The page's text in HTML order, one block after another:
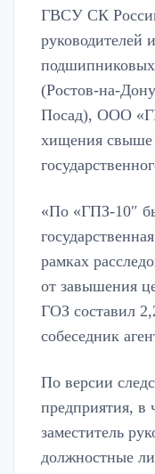
ГВСУ СК
руководителей
(Ростов-на-
Посад), ООО
хищения свыше
«По «ГПЗ-10″
рамках
от завышения
ГОЗ составил
собеседник
По версии
предприятия, в
заместитель
должностные